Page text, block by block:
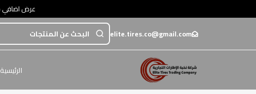
عرض اضافي خصم 5% عند الدفع تحويل أو عبر💳 مدى / فيزا / ماستركارد • عرض اضافي خصم 5% عند الدفع تحويل أو عبر💳 مدى / فيزا / ماستركارد
elite.tires.co@gmail.com
الرئيسية